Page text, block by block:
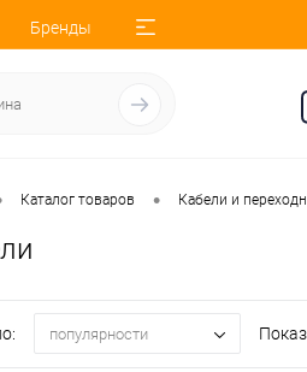
Бренды
Каталог товаров • Кабели и
популярности